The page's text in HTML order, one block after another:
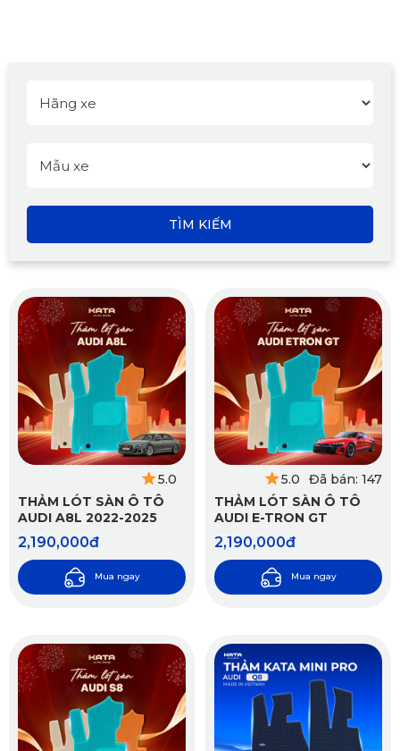
TÌM KIẾM
5.0
THẢM LÓT SÀN Ô TÔ
AUDI A8L 2022-2025
2,190,000đ
Mua ngay
5.0
Đã bán: 147
THẢM LÓT SÀN Ô TÔ
AUDI E-TRON GT
2,190,000đ
Mua ngay